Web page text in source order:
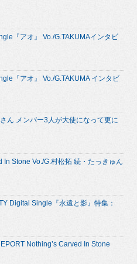
『アオ』 Vo./G.TAKUMAインタビ
『アオ』 Vo./G.TAKUMA インタビ
ん メンバー3人が大使になって更に
In Stone Vo./G.村松拓 続・たっきゅん
Digital Single『永遠と影』特集：
Nothing’s Carved In Stone